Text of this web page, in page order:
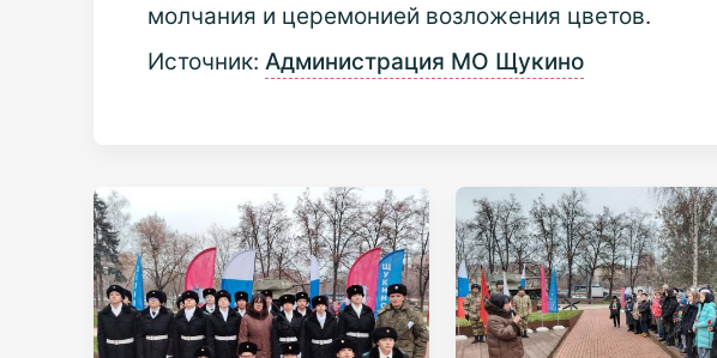
молчания и церемонией возложения цветов.
Источник:Администрация МО Щукино